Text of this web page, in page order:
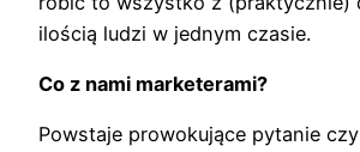
ilością ludzi w jednym czasie.
Co z nami marketerami?
Powstaje prowokujące pytanie